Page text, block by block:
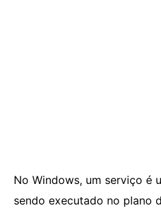
No Windows, um serviço é
sendo executado no plano